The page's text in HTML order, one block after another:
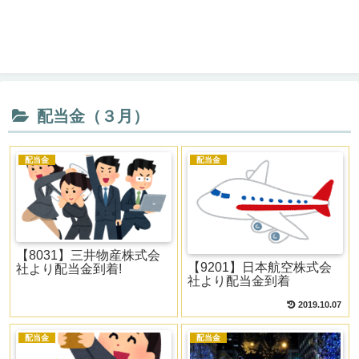
配当金（３月）
配当金
【8031】三井物産株式会
社より配当金到着!
配当金
【9201】日本航空株式会
社より配当金到着
2019.10.07
配当金 配当金